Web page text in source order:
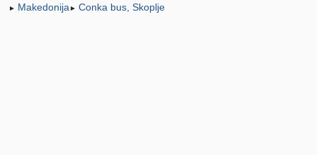
► Makedonija ► Conka bus, Skoplje